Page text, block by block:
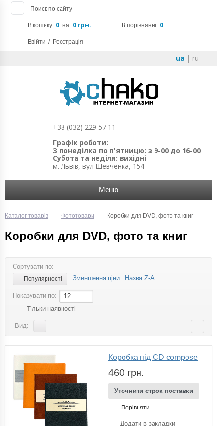
Поиск по сайту
В кошику 0 на 0 грн. В порівнянні 0
Ввійти / Реєстрація
ua | ru
+38 (032) 229 57 11
Графік роботи:
З понеділка по п'ятницю: з 9-00 до 16-00
Субота та неділя: вихідні
м. Львів, вул Шевченка, 154
Меню
Каталог товарів Фототовари Коробки для DVD, фото та книг
Коробки для DVD, фото та книг
Сортувати по:
Популярності Зменшення ціни Назва Z-A
Показувати по:
12
Тільки наявності
Вид:
Коробка під CD compose
460 грн.
Уточнити строк поставки
Порівняти
Додати в закладки